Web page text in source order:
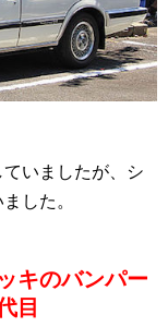
いましたが、シ
した。
キのバンパー
目